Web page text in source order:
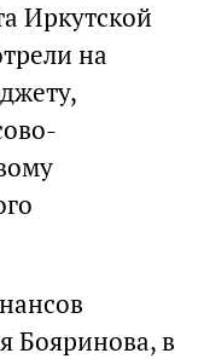
Иркутской
на
Бояринова, в